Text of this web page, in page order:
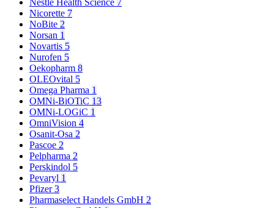
Nicorette 7
NoBite 2
Norsan 1
Novartis 5
Nurofen 5
Oekopharm 8
OLEOvital 5
Omega Pharma 1
OMNi-BiOTiC 13
OMNi-LOGiC 1
OmniVision 4
Osanit-Osa 2
Pascoe 2
Pelpharma 2
Perskindol 5
Pevaryl 1
Pfizer3
Pharmaselect Handels GmbH 2